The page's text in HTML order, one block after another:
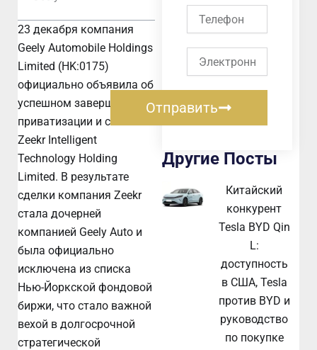
23 декабря компания
Geely Automobile Holdings
Limited (HK:0175)
официально объявила об
успешном завершении
приватизации и слияния
Zeekr Intelligent
Technology Holding
Limited. В результате
сделки компания Zeekr
стала дочерней
компанией Geely Auto и
была официально
исключена из списка
Нью-Йоркской фондовой
биржи, что стало важной
вехой в долгосрочной
стратегической
почта
Отправить
Другие Посты
Китайский
конкурент
Tesla BYD Qin
L:
доступность
в США, Tesla
против BYD и
руководство
по покупке